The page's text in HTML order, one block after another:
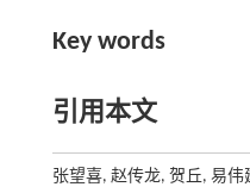
Key words
引用本文
张望喜, 赵传龙, 贺丘, 易